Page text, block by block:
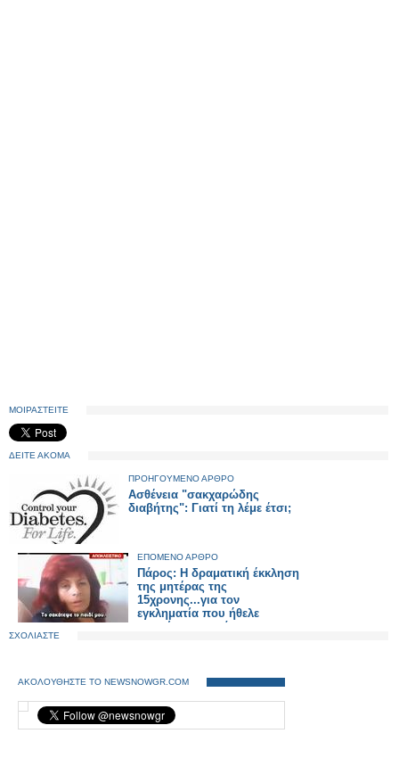
ΜΟΙΡΑΣΤΕΙΤΕ
ΔΕΙΤΕ ΑΚΟΜΑ
ΠΡΟΗΓΟΥΜΕΝΟ ΑΡΘΡΟ
Ασθένεια "σακχαρώδης
διαβήτης": Γιατί τη λέμε έτσι;
ΕΠΟΜΕΝΟ ΑΡΘΡΟ
Πάρος: Η δραματική έκκληση
της μητέρας της
15χρονης...για τον
εγκληματία που ήθελε
σκοτώσει την κόρη της...
ΣΧΟΛΙΑΣΤΕ
ΑΚΟΛΟΥΘΗΣΤΕ ΤΟ NEWSNOWGR.COM